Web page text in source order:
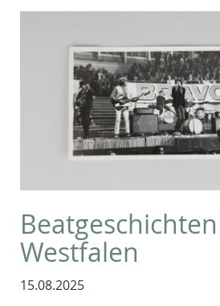
Westfalen
15.08.2025